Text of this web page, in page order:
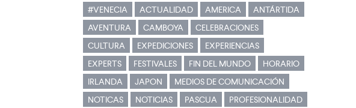
#VENECIA
ACTUALIDAD AMERICA
ANTÁRTIDA
AVENTURA
CAMBOYA
CELEBRACIONES
CULTURA
EXPEDICIONES
EXPERIENCIAS
EXPERTS
FESTIVALES FIN DEL MUNDO
HORARIO
IRLANDA
JAPON
MEDIOS DE COMUNICACIÓN
NOTICAS
NOTICIAS PASCUA
PROFESIONALIDAD